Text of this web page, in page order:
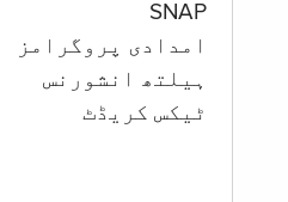
SNAP
امدادی پروگرامز
‏ہیلتھ انشورنس
ٹیکس کریڈٹ